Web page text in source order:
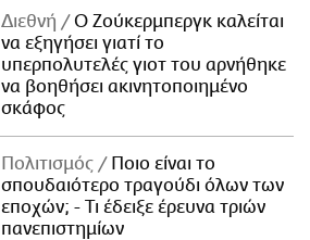
Διεθνή
Ο Ζούκερμπεργκ καλείται
να εξηγήσει γιατί το
υπερπολυτελές γιοτ του αρνήθηκε
να βοηθήσει ακινητοποιημένο
σκάφος
Πολιτισμός
Ποιο είναι το
σπουδαιότερο τραγούδι όλων των
εποχών; - Τι έδειξε έρευνα τριών
πανεπιστημίων